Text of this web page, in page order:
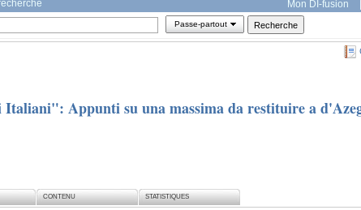
Mon DI-fusion |
Passe-partout
Appunti su una massima da restituire a
CONTENU STATISTIQUES